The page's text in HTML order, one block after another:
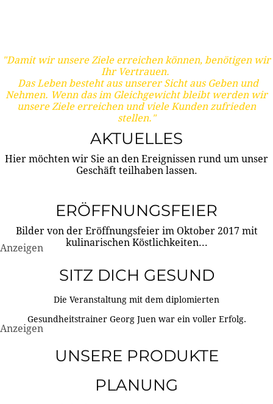
"Damit wir unsere Ziele erreichen können, benötigen wir
Ihr Vertrauen.
Das Leben besteht aus unserer Sicht aus Geben und
Nehmen. Wenn das im Gleichgewicht bleibt werden wir
unsere Ziele erreichen und viele Kunden zufrieden
stellen."
AKTUELLES
Hier möchten wir Sie an den Ereignissen rund um unser
Geschäft teilhaben lassen.
ERÖFFNUNGSFEIER
Bilder von der Eröffnungsfeier im Oktober 2017 mit
kulinarischen Köstlichkeiten...
Anzeigen
SITZ DICH GESUND
Die Veranstaltung mit dem diplomierten
Gesundheitstrainer Georg Juen war ein voller Erfolg.
Anzeigen
UNSERE PRODUKTE
PLANUNG